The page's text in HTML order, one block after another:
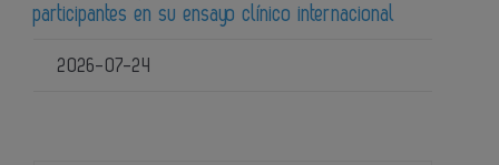
participantes en su ensayo clínico internacional
2026-07-24